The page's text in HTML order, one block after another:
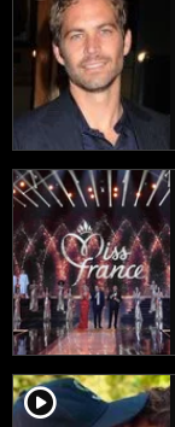
player2